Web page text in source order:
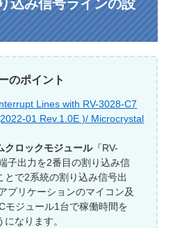
込み信号ラインの設
のポイント
Lines with RV-3028-C7
01 Rev.1.0E )/ Microcrystal
クロックモジュール『RV-
子出力を2番目の割り込み信
とで2系統の割り込み信号出
プリケーションのマイコン及
モジュール1台で稼働時間を
なります。